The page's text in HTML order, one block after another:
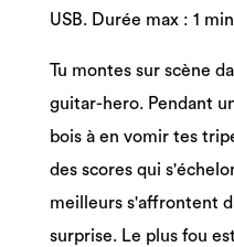
USB. Durée max : 1
Tu montes sur scène
guitar-hero. Pendant
bois à en vomir tes
des scores qui
meilleurs s'affrontent
surprise. Le plus fou